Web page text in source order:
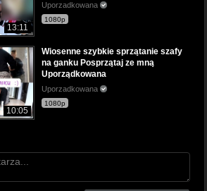
13:11
Uporzadkowana
1080p
10:05
Wiosenne szybkie sprzątanie szafy
na ganku Posprzątaj ze mną
Uporządkowana
Uporzadkowana
1080p